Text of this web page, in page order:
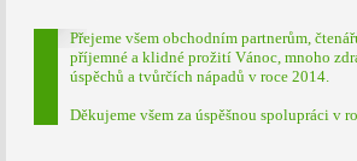
Přejeme všem obchodním partnerům,
příjemné a klidné prožití Vánoc, mnoho
úspěchů a tvůrčích nápadů v roce 2014.
Děkujeme všem za úspěšnou spolupráci v